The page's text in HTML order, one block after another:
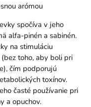
arómou
spočíva v jeho
alfa-pinén a sabinén.
na stimuláciu
toho, aby boli pri
čím podporujú
toxínov.
časté používanie pri
a opuchov.